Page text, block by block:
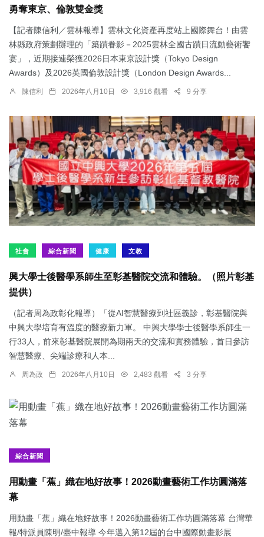
勇奪東京、倫敦雙金獎
【記者陳信利／雲林報導】雲林文化資產再度站上國際舞台！由雲
林縣政府策劃辦理的「築蹟眷影－2025雲林全國古蹟日流動藝術饗
宴」，近期接連榮獲2026日本東京設計獎（Tokyo Design
Awards）及2026英國倫敦設計獎（London Design Awards...
陳信利 2026年八月10日 3,916 觀看 9 分享
社會 綜合新聞 健康 文教
興大學士後醫學系師生至彰基醫院交流和體驗。（照片彰基
提供）
（記者周為政彰化報導）「從AI智慧醫療到社區義診，彰基醫院與
中興大學培育有溫度的醫療新力軍。 中興大學學士後醫學系師生一
行33人，前來彰基醫院展開為期兩天的交流和實務體驗，首日參訪
智慧醫療、尖端診療和人本...
周為政 2026年八月10日 2,483 觀看 3 分享
綜合新聞
用動畫「蕉」織在地好故事！2026動畫藝術工作坊圓滿落
幕
用動畫「蕉」織在地好故事！2026動畫藝術工作坊圓滿落幕 台灣華
報/特派員陳明/臺中報導 今年邁入第12屆的台中國際動畫影展